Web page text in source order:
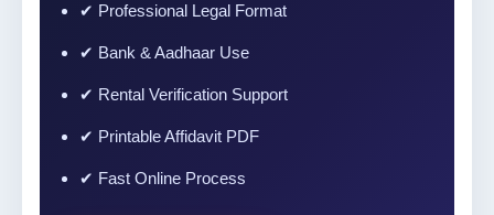
✔ Professional Legal Format
✔ Bank & Aadhaar Use
✔ Rental Verification Support
✔ Printable Affidavit PDF
✔ Fast Online Process